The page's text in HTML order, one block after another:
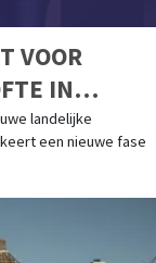
VOOR
IN
landelijke
een nieuwe fase